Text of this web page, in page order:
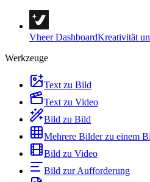
Vheer DashboardKreativität
Werkzeuge
Text zu Bild
Text zu Video
Bild zu Bild
Mehrere Bilder zu einem
Bild zu Video
Bild zur Aufforderung